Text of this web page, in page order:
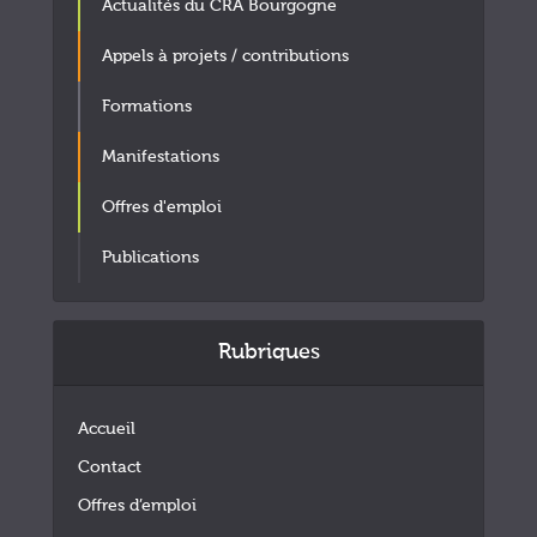
Actualités du CRA Bourgogne
Appels à projets / contributions
Formations
Manifestations
Offres d'emploi
Publications
Rubriques
Accueil
Contact
Offres d’emploi